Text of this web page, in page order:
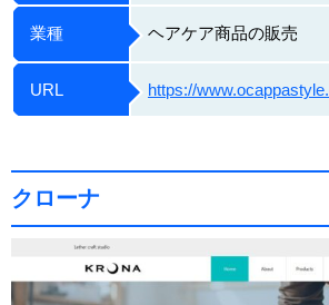
業種 ヘアケア商品の販売
URL https://
クローナ